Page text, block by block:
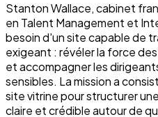
Stanton Wallace, cabinet
en Talent Management et
besoin d'un site capable de
exigeant : révéler la force
et accompagner les
sensibles. La mission a
site vitrine pour structurer
claire et crédible autour de